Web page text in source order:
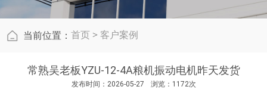
当前位置： 首页 > 客户案例
常熟吴老板YZU-12-4A粮机振动电机昨天发货
发布时间：2026-05-27 浏览：1172次